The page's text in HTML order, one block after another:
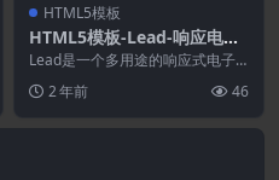
HTML5模板
HTML5模板-Lead-响应电子
邮件模板
Lead是一个多用途的响应式电子
司、顾问、代理机构、...
2 年前 46